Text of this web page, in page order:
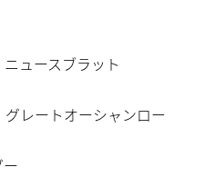
ュースブラット
レートオーシャンロー